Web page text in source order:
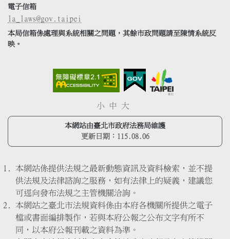
電子信箱
la_laws@gov.taipei
本局信箱係處理與系統相關之問題，其餘市政問題請至陳情系統反
映。
小 中 大
本網站由臺北市政府法務局維護
更新日期： 115.08.06
本網站係提供法規之最新動態資訊及資料檢索，並不提
供法規及法律諮詢之服務，如有法律上的疑義，建議您
可逕向發布法規之主管機關洽詢。
本網站之臺北市法規資料係由本府各機關所提供之電子
檔或書面編排製作，若與本府公報之公布文字有所不
同，以本府公報刊載之資料為準。